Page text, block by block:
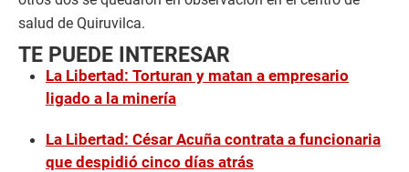
salud de Quiruvilca.
TE PUEDE INTERESAR
La Libertad: Torturan y matan a empresario
ligado a la minería
La Libertad: César Acuña contrata a funcionaria
que despidió cinco días atrás